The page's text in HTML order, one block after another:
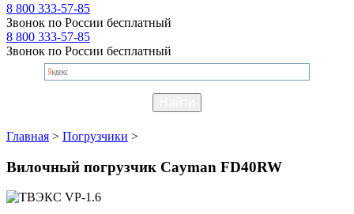
8 800 333-57-85
Звонок по России бесплатный
8 800 333-57-85
Звонок по России бесплатный
Главная > Погрузчики >
Вилочный погрузчик Cayman FD40RW